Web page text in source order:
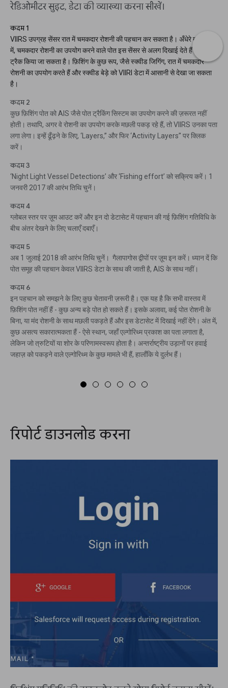
रेडिओमीटर सुइट, डेटा की व्याख्या करना सीखें।
कदम 1
VIIRS उपग्रह सेंसर रात में चमकदार रोशनी की पहचान कर सकता है। अँधेरे महासागर
में, चमकदार रोशनी का उपयोग करने वाले पोत इस सेंसर से अलग दिखाई देते हैं और उन्हें
ट्रैक किया जा सकता है। फ़िशिंग के कुछ रूप, जैसे स्क्वीड जिगिंग, रात में चमकदार
रोशनी का उपयोग करते हैं और स्क्वीड बेड़े को VIIRI डेटा में आसानी से देखा जा सकता
है।
कदम 2
कुछ फ़िशिंग पोत को AIS जैसे पोत ट्रैकिंग सिस्टम का उपयोग करने की ज़रूरत नहीं
होती। तथापि, अगर वे रोशनी का उपयोग करके मछली पकड़ रहे हैं, तो VIIRS उनका पता
लगा लेगा। इन्हें ढूँढ़ने के लिए, ‘Layers,” और फिर ‘Activity Layers’' पर क्लिक
करें।
कदम 3
‘Night Light Vessel Detections’ और ‘Fishing effort’ को सक्रिय करें। 1
जनवरी 2017 की आरंभ तिथि चुनें।
कदम 4
ग्लोबल स्तर पर ज़ूम आउट करें और इन दो डेटासेट में पहचान की गई फ़िशिंग गतिविधि के
बीच अंतर देखने के लिए चलाएँ दबाएँ।
कदम 5
अब 1 जुलाई 2018 की आरंभ तिथि चुनें। गैलापागोस द्वीपों पर ज़ूम इन करें। ध्यान दें कि
पोत समूह की पहचान केवल VIIRS डेटा के साथ की जाती है, AIS के साथ नहीं।
कदम 6
इन पहचान को समझने के लिए कुछ चेतावनी ज़रूरी है। एक यह है कि सभी वास्तव में
फ़िशिंग पोत नहीं हैं - कुछ अन्य बड़े पोत हो सकते हैं। इसके अलावा, कई पोत रोशनी के
बिना, या मंद रोशनी के साथ मछली पकड़ते हैं और इस डेटासेट में दिखाई नहीं देंगे। अंत में,
कुछ असत्य सकारात्मकता हैं - ऐसे स्थान, जहाँ एल्गोरिथ्म प्रकाश का पता लगाता है,
लेकिन जो त्रुटियों या शोर के परिणामस्वरूप होता है। अन्तर्राष्ट्रीय उड़ानों पर हवाई
जहाज़ को पकड़ने वाले एल्गोरिथ्म के कुछ मामले भी हैं, हालाँकि ये दुर्लभ हैं।
रिपोर्ट डाउनलोड करना